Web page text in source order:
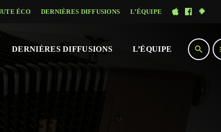
ÉCO DERNIÈRES DIFFUSIONS L’ÉQUIPE
DERNIÈRES DIFFUSIONS L’ÉQUIPE search